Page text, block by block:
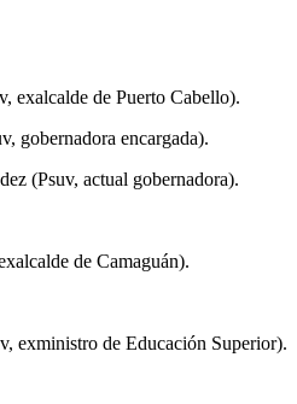
exalcalde de Puerto Cabello).
gobernadora encargada).
(Psuv, actual gobernadora).
de Camaguán).
exministro de Educación Superior).